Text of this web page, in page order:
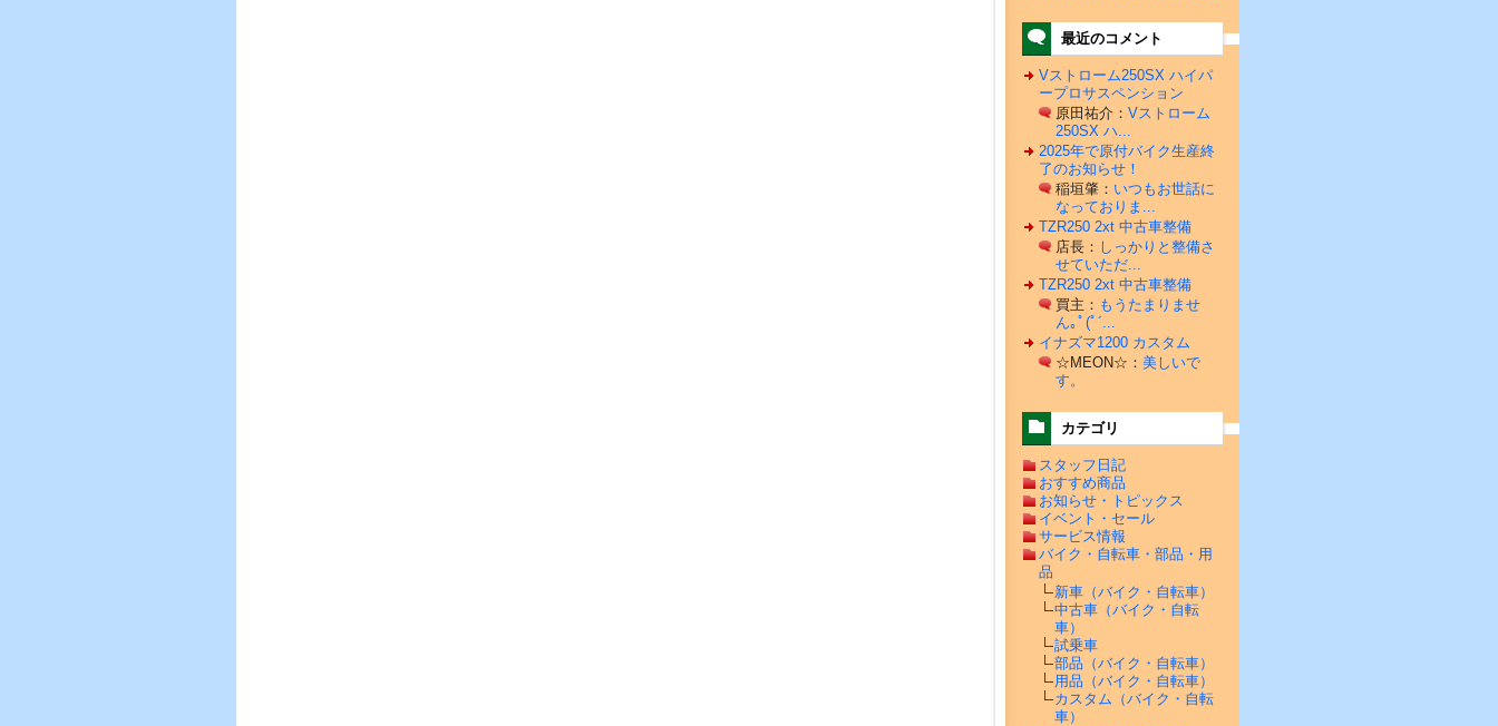
最近のコメント
Vストローム250SX ハイパ
ープロサスペンション
原田祐介：Vストローム
250SX ハ...
2025年で原付バイク生産終
了のお知らせ！
稲垣肇： いつもお世話に
なっておりま...
TZR250 2xt 中古車整備
店長： しっかりと整備さ
せていただ...
TZR250 2xt 中古車整備
買主： もうたまりませ
ん｡ﾟ(ﾟ´...
イナズマ1200 カスタム
☆MEON☆：美しいで
す。
カテゴリ
スタッフ日記
おすすめ商品
お知らせ・トピックス
イベント・セール
サービス情報
バイク・自転車・部品・用
品
新車（バイク・自転車）
中古車（バイク・自転
車）
試乗車
部品（バイク・自転車）
用品（バイク・自転車）
カスタム（バイク・自転
車）